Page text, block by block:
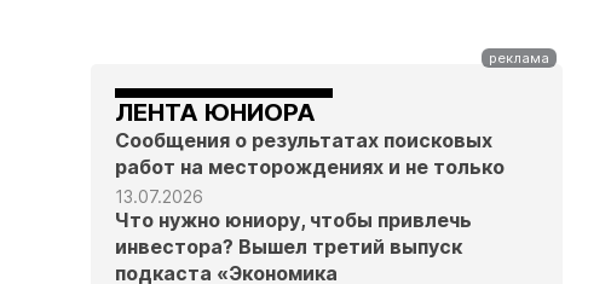
ЛЕНТА ЮНИОРА
Сообщения о результатах поисковых
работ на месторождениях и не только
13.07.2026
Что нужно юниору, чтобы привлечь
инвестора? Вышел третий выпуск
подкаста «Экономика